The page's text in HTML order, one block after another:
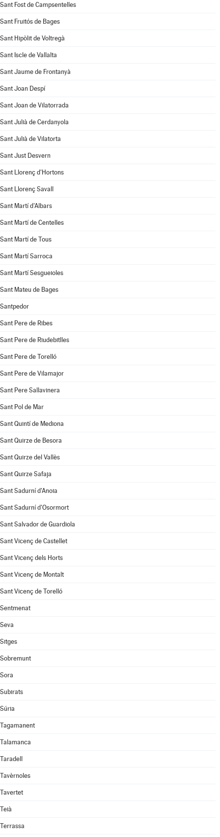
Sant Fost de Campsentelles
Sant Fruitós de Bages
Sant Hipòlit de Voltregà
Sant Iscle de Vallalta
Sant Jaume de Frontanyà
Sant Joan Despí
Sant Joan de Vilatorrada
Sant Julià de Cerdanyola
Sant Julià de Vilatorta
Sant Just Desvern
Sant Llorenç d'Hortons
Sant Llorenç Savall
Sant Martí d'Albars
Sant Martí de Centelles
Sant Martí de Tous
Sant Martí Sarroca
Sant Martí Sesgueioles
Sant Mateu de Bages
Santpedor
Sant Pere de Ribes
Sant Pere de Riudebitlles
Sant Pere de Torelló
Sant Pere de Vilamajor
Sant Pere Sallavinera
Sant Pol de Mar
Sant Quintí de Mediona
Sant Quirze de Besora
Sant Quirze del Vallès
Sant Quirze Safaja
Sant Sadurní d'Anoia
Sant Sadurní d'Osormort
Sant Salvador de Guardiola
Sant Vicenç de Castellet
Sant Vicenç dels Horts
Sant Vicenç de Montalt
Sant Vicenç de Torelló
Sentmenat
Seva
Sitges
Sobremunt
Sora
Subirats
Súria
Tagamanent
Talamanca
Taradell
Tavèrnoles
Tavertet
Teià
Terrassa